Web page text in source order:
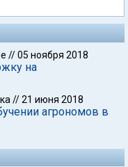
//05 ноября 2018
на
//21 июня 2018
агрономов в